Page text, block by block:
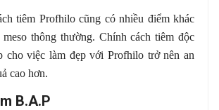
tiêm Profhilo cũng có nhiều điểm khác
thông thường. Chính cách tiêm độc
cho việc làm đẹp với Profhilo trở nên an
cao hơn.
B.A.P